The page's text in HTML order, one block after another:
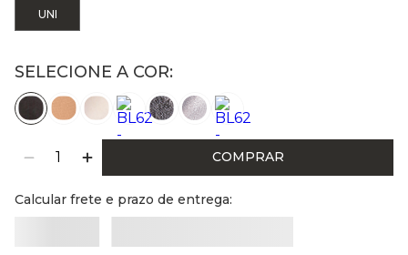
UNI
SELECIONE A COR:
COMPRAR
Calcular frete e prazo de entrega: